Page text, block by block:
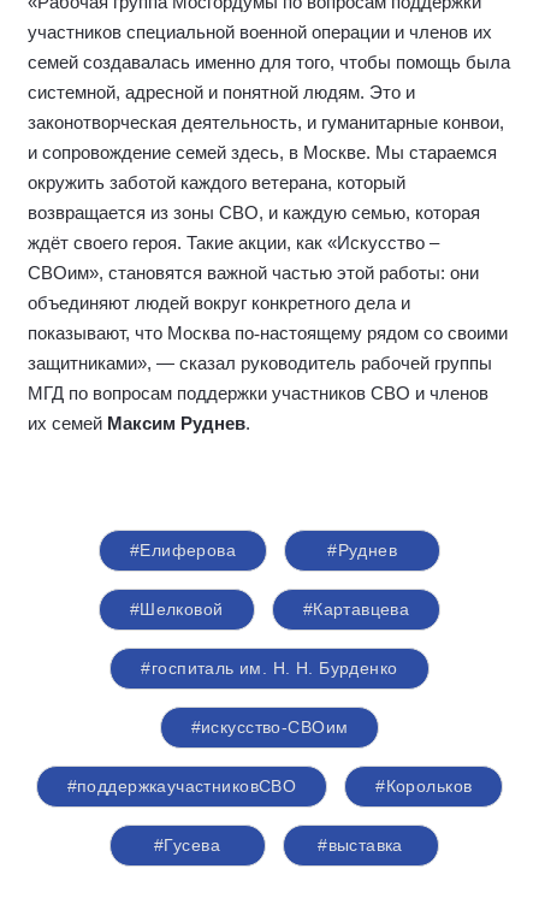
участников специальной военной операции и членов их
семей создавалась именно для того, чтобы помощь была
системной, адресной и понятной людям. Это и
законотворческая деятельность, и гуманитарные конвои,
и сопровождение семей здесь, в Москве. Мы стараемся
окружить заботой каждого ветерана, который
возвращается из зоны СВО, и каждую семью, которая
ждёт своего героя. Такие акции, как «Искусство –
СВОим», становятся важной частью этой работы: они
объединяют людей вокруг конкретного дела и
показывают, что Москва по‑настоящему рядом со своими
защитниками», — сказал руководитель рабочей группы
МГД по вопросам поддержки участников СВО и членов
их семей Максим Руднев.
#Елиферова #Руднев
#Шелковой #Картавцева
#госпиталь им. Н. Н. Бурденко
#искусство-СВОим
#поддержкаучастниковСВО #Корольков
#Гусева #выставка